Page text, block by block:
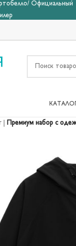
Официальный
КАТАЛОГ
Премиум набор с